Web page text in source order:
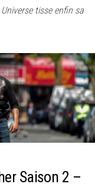
tisse enfin sa
Saison 2 –